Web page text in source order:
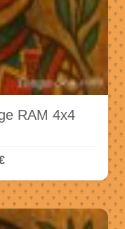
RAM 4x4